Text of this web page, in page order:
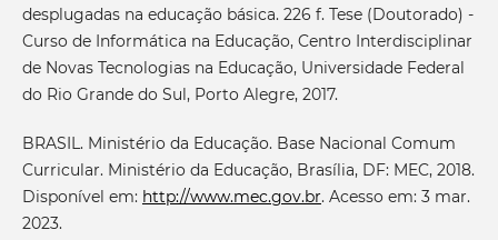
desplugadas na educação básica. 226 f. Tese (Doutorado) -
Curso de Informática na Educação, Centro Interdisciplinar
de Novas Tecnologias na Educação, Universidade Federal
do Rio Grande do Sul, Porto Alegre, 2017.
BRASIL. Ministério da Educação. Base Nacional Comum
Curricular. Ministério da Educação, Brasília, DF: MEC, 2018.
Disponível em: http://www.mec.gov.br. Acesso em: 3 mar.
2023.